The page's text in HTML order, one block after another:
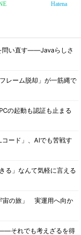
Hatena
問い直す――Javaらしさ
レーム脱却」が一筋縄で
の起動も認証も止まる
ード」、AIでも苦戦す
る」なんて気軽に言える
宙の旅」 実運用へ向か
それでも考えざるを得